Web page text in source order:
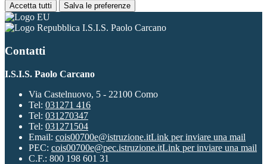
Accetta tutti Salva le preferenze
I.S.I.S. Paolo Carcano
Contatti
I.S.I.S. Paolo Carcano
Via Castelnuovo, 5 - 22100 Como
Tel: 031271 416
Tel: 031270347
Tel: 031271504
Email: cois00700e@istruzione.itLink per inviare una mail
PEC: cois00700e@pec.istruzione.itLink per inviare una mail
C.F.: 800 198 601 31